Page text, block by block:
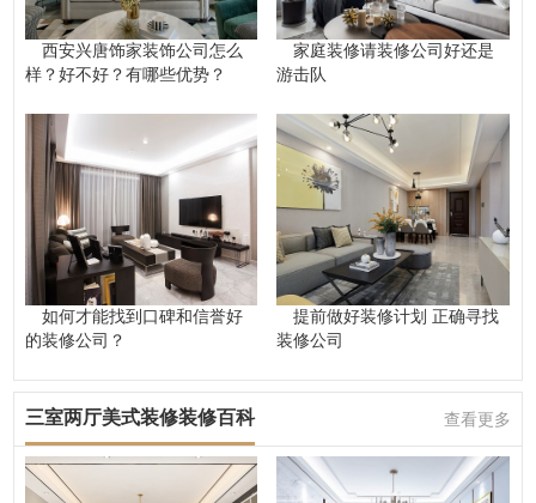
西安兴唐饰家装饰公司怎么
样？好不好？有哪些优势？
家庭装修请装修公司好还是
游击队
如何才能找到口碑和信誉好
的装修公司？
提前做好装修计划 正确寻找
装修公司
三室两厅美式装修装修百科 查看更多